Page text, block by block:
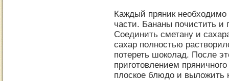
Каждый пряник необходимо
части. Бананы почистить и
Соединить сметану и
сахар полностью
потереть шоколад. После
приготовлением
плоское блюдо и выложить